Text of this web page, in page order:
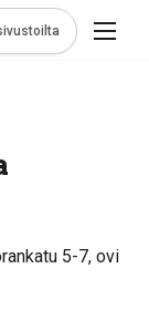
5-7, ovi